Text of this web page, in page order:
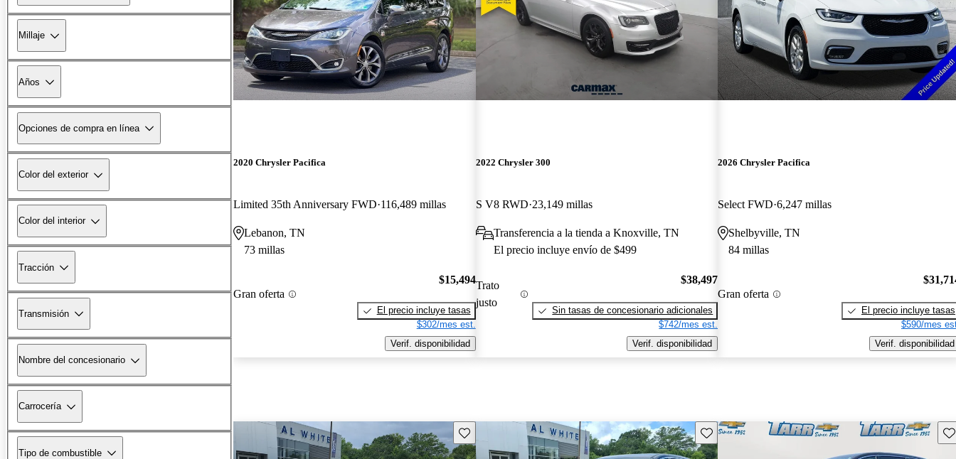
Millaje
Años
Opciones de compra en línea
Color del exterior
Color del interior
Tracción
Transmisión
Nombre del concesionario
Carrocería
Tipo de combustible
2020 Chrysler Pacifica
Limited 35th Anniversary FWD 116,489 millas
Lebanon, TN
73 millas
Gran oferta
$15,494
El precio incluye tasas
$302/mes est.
Verif. disponibilidad
2022 Chrysler 300
S V8 RWD 23,149 millas
Transferencia a la tienda a Knoxville, TN
El precio incluye envío de $499
Trato
justo
$38,497
Sin tasas de concesionario adicionales
$742/mes est.
Verif. disponibilidad
2026 Chrysler Pacifica
Select FWD 6,247 millas
Shelbyville, TN
84 millas
Gran oferta
El precio incluye tasas
$590/mes
Verif. disponibilidad
Guarda este Aviso Guarda este Aviso